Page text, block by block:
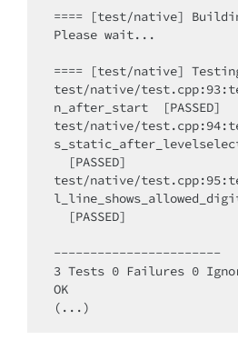
==== [test/native]
Please wait...
==== [test/native]
test/native/
n_after_start  [PASSED]
test/native/
test/native/
-----------------------
3 Tests 0 Failures 0
OK
(...)